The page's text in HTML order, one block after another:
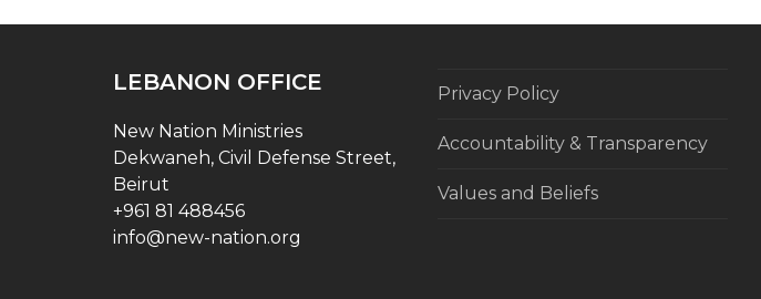
LEBANON OFFICE
New Nation Ministries
Dekwaneh, Civil Defense Street,
Beirut
+961 81 488456
info@new-nation.org
Privacy Policy
Accountability & Transparency
Values and Beliefs